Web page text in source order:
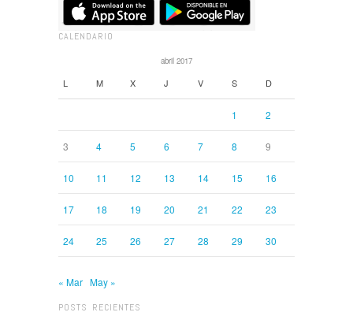
CALENDARIO
abril 2017
L M X J V S D
1 2
3 4 5 6 7 8 9
10 11 12 13 14 15 16
17 18 19 20 21 22 23
24 25 26 27 28 29 30
« Mar May »
POSTS RECIENTES